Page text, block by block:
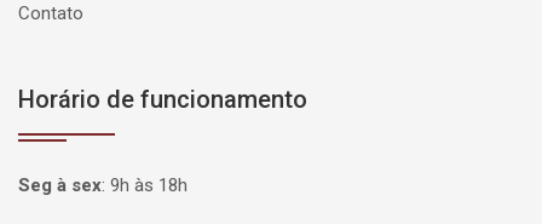
Contato
Horário de funcionamento
Seg à sex: 9h às 18h